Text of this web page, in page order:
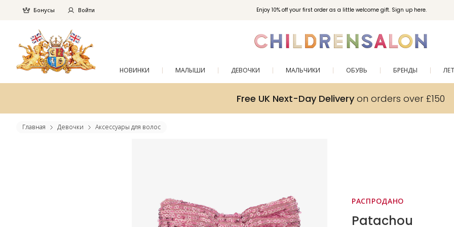
Enjoy 10% off your first order as a little welcome gift. Sign up here.
Бонусы Войти
НОВИНКИ МАЛЫШИ ДЕВОЧКИ МАЛЬЧИКИ ОБУВЬ БРЕНДЫ
Free UK Next-Day Deliveryon orders over £150
Главная Девочки Аксессуары для волос
РАСПРОДАНО
Patachou